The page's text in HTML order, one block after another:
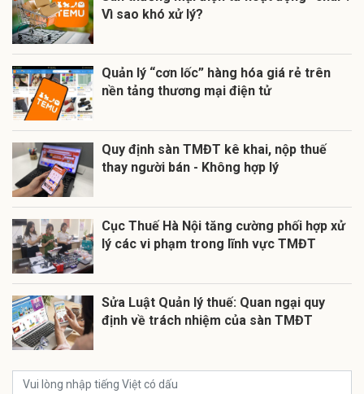
Vì sao khó xử lý?
Quản lý “cơn lốc” hàng hóa giá rẻ trên
nền tảng thương mại điện tử
Quy định sàn TMĐT kê khai, nộp thuế
thay người bán - Không hợp lý
Cục Thuế Hà Nội tăng cường phối hợp xử
lý các vi phạm trong lĩnh vực TMĐT
Sửa Luật Quản lý thuế: Quan ngại quy
định về trách nhiệm của sàn TMĐT